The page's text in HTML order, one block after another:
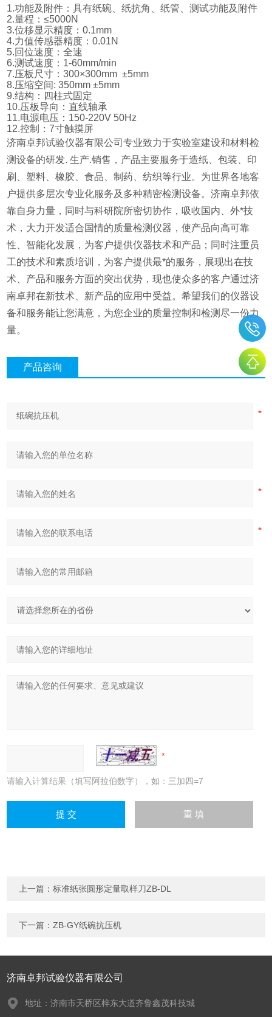
1.功能及附件：具有纸碗、纸抗角、纸管、测试功能及附件
2.量程：≤5000N
3.位移显示精度：0.1mm
4.力值传感器精度：0.01N
5.回位速度：全速
6.测试速度：1-60mm/min
7.压板尺寸：300×300mm ±5mm
8.压缩空间: 350mm ±5mm
9.结构：四柱式固定
10.压板导向：直线轴承
11.电源电压：150-220V 50Hz
12.控制：7寸触摸屏
济南卓邦试验仪器有限公司专业致力于实验室建设和材料检
测设备的研发. 生产.销售，产品主要服务于造纸、包装、印
刷、塑料、橡胶、食品、制药、纺织等行业。为世界各地客
户提供多层次专业化服务及多种精密检测设备。济南卓邦依
靠自身力量，同时与科研院所密切协作，吸收国内、外*技
术，大力开发适合国情的质量检测仪器，使产品向高可靠
性、智能化发展，为客户提供仪器技术和产品；同时注重员
工的技术和素质培训，为客户提供最*的服务，展现出在技
术、产品和服务方面的突出优势，现也使众多的客户通过济
南卓邦在新技术、新产品的应用中受益。希望我们的仪器设
备和服务能让您满意，为您企业的质量控制和检测尽一份力
量。
产品咨询
请输入计算结果（填写阿拉伯数字），如：三加四=7
上一篇：标准纸张圆形定量取样刀ZB-DL
下一篇：ZB-GY纸碗抗压机
济南卓邦试验仪器有限公司
地址：济南市天桥区梓东大道齐鲁鑫茂科技城